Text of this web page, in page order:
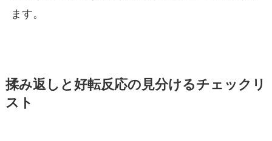
ます。
揉み返しと好転反応の見分けるチェックリ
スト